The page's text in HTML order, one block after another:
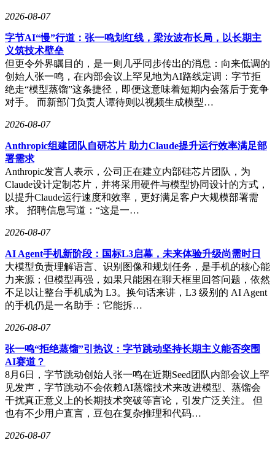
2026-08-07
字节AI“慢”行道：张一鸣划红线，梁汝波布长局，以长期主
义筑技术壁垒
但更令外界瞩目的，是一则几乎同步传出的消息：向来低调的
创始人张一鸣，在内部会议上罕见地为AI路线定调：字节拒
绝走“模型蒸馏”这条捷径，即便这意味着短期内会落后于竞争
对手。 而新部门负责人谭待则以视频生成模型…
2026-08-07
Anthropic组建团队自研芯片 助力Claude提升运行效率满足部
署需求
Anthropic发言人表示，公司正在建立内部硅芯片团队，为
Claude设计定制芯片，并将采用硬件与模型协同设计的方式，
以提升Claude运行速度和效率，更好满足客户大规模部署需
求。 招聘信息写道：“这是一…
2026-08-07
AI Agent手机新阶段：国标L3启幕，未来体验升级尚需时日
大模型负责理解语言、识别图像和规划任务，是手机的核心能
力来源；但模型再强，如果只能困在聊天框里回答问题，依然
不足以让整台手机成为 L3。换句话来讲，L3 级别的 AI Agent
的手机仍是一名助手：它能拆…
2026-08-07
张一鸣“拒绝蒸馏”引热议：字节跳动坚持长期主义能否突围
AI赛道？
8月6日，字节跳动创始人张一鸣在近期Seed团队内部会议上罕
见发声，字节跳动不会依赖AI蒸馏技术来改进模型、蒸馏会
干扰真正意义上的长期技术突破等言论，引发广泛关注。 但
也有不少用户直言，豆包在复杂推理和代码…
2026-08-07